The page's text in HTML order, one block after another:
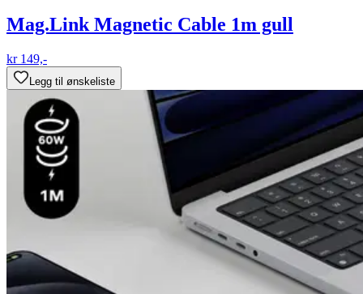
Mag.Link Magnetic Cable 1m gull
kr 149,-
Legg til ønskeliste